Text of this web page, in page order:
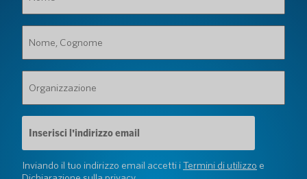
Cognome
(Obbligatorio)
(Obbligatorio)
Indirizzo
e-
mail
(Obbligatorio)
Inviando il tuo indirizzo email accetti iTermini di utilizzo e